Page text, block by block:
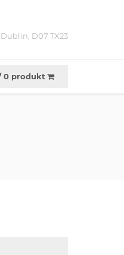
D07 TX23
0 produkt